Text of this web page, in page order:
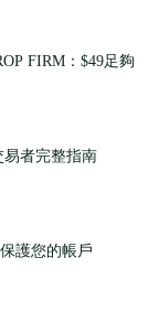
FIRM：$49足夠
者完整指南
護您的帳戶